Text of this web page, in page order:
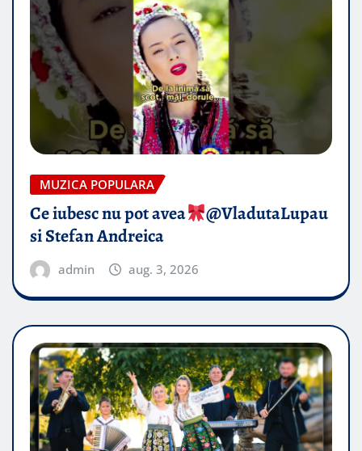
MUZICA POPULARA
Ce iubesc nu pot avea
​@VladutaLupau
si Stefan Andreica
admin aug. 3, 2026